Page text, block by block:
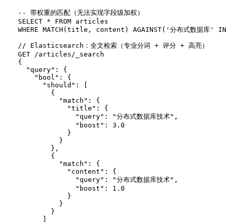
-- 带权重的匹配（无法实现字段级加权）
SELECT * FROM articles
// Elasticsearch：全文检索（专业分词 + 评分 + 高亮）
GET /articles/_search
{
  "query": {
    "bool": {
      "should": [
        {
          "match": {
            "title": {
              "query": "分布式数据库技术",
              "boost": 3.0
            }
          }
        },
        {
          "match": {
            "content": {
              "query": "分布式数据库技术",
              "boost": 1.0
            }
          }
        }